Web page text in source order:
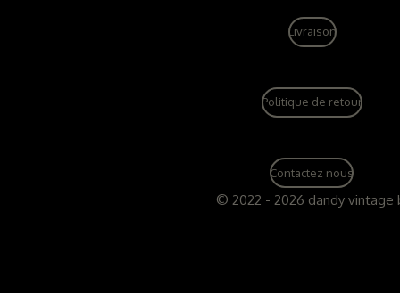
Livraison
Politique de retour
Contactez nous
© 2022 - 2026 dandy vintage